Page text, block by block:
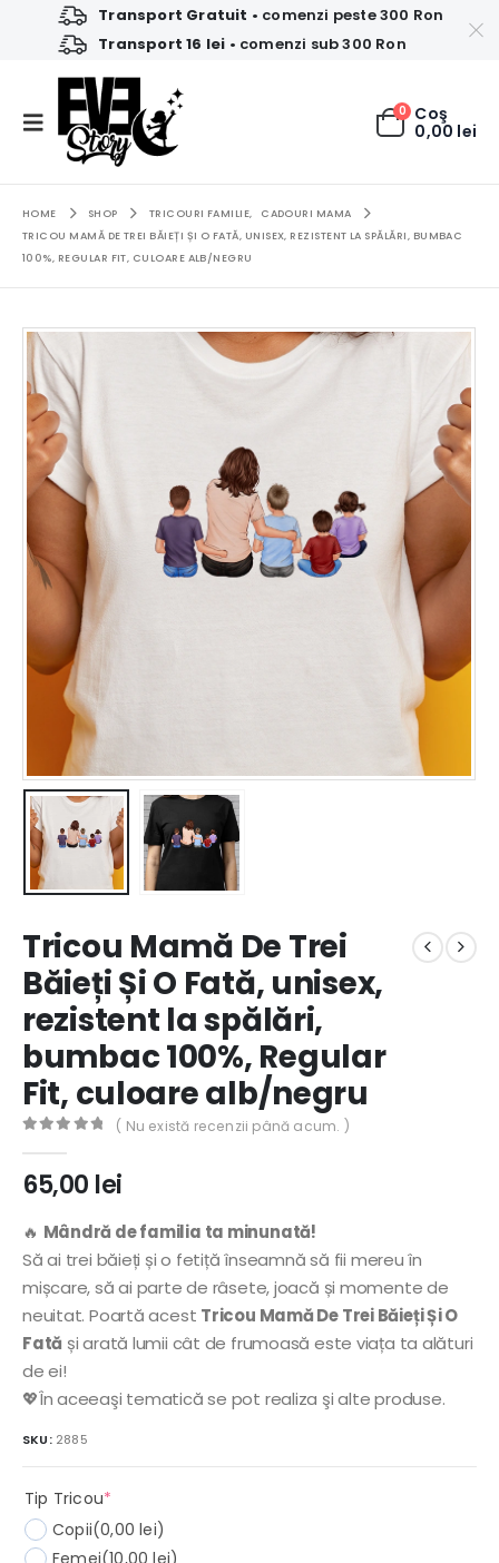
Transport Gratuit • comenzi peste 300 Ron
Transport 16 lei • comenzi sub 300 Ron
0 Coş
0,00 lei
HOME SHOP TRICOURI FAMILIE,
CADOURI MAMA
TRICOU MAMĂ DE TREI BĂIEȚI ȘI O FATĂ, UNISEX, REZISTENT LA SPĂLĂRI, BUMBAC
100%, REGULAR FIT, CULOARE ALB/NEGRU
Tricou Mamă De Trei
Băieți Și O Fată, unisex,
rezistent la spălări,
bumbac 100%, Regular
Fit, culoare alb/negru
( Nu există recenzii până acum. )
65,00 lei
🔥 Mândră de familia ta minunată!
Să ai trei băieți și o fetiță înseamnă să fii mereu în
mișcare, să ai parte de râsete, joacă și momente de
neuitat. Poartă acest Tricou Mamă De Trei Băieți Și O
Fată și arată lumii cât de frumoasă este viața ta alături
de ei!
💖În aceeaşi tematică se pot realiza şi alte produse.
SKU: 2885
Tip Tricou*
Copii(0,00 lei)